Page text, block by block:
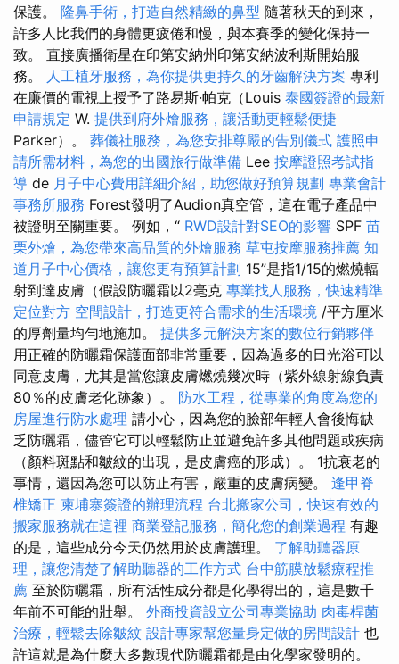
保護。 隆鼻手術，打造自然精緻的鼻型 隨著秋天的到來，
許多人比我們的身體更疲倦和慢，與本賽季的變化保持一
致。 直接廣播衛星在印第安納州印第安納波利斯開始服
務。
人工植牙服務，為你提供更持久的牙齒解決方案 專利
在廉價的電視上授予了路易斯·帕克（Louis 泰國簽證的最新
申請規定 W. 提供到府外燴服務，讓活動更輕鬆便捷
Parker）。 葬儀社服務，為您安排尊嚴的告別儀式 護照申
請所需材料，為您的出國旅行做準備 Lee 按摩證照考試指
導 de 月子中心費用詳細介紹，助您做好預算規劃 專業會計
事務所服務 Forest發明了Audion真空管，這在電子產品中
被證明至關重要。 例如，“ RWD設計對SEO的影響 SPF 苗
栗外燴，為您帶來高品質的外燴服務 草屯按摩服務推薦 知
道月子中心價格，讓您更有預算計劃 15”是指1/15的燃燒輻
射到達皮膚（假設防曬霜以2毫克 專業找人服務，快速精準
定位對方 空間設計，打造更符合需求的生活環境 /平方厘米
的厚劑量均勻地施加。 提供多元解決方案的數位行銷夥伴
用正確的防曬霜保護面部非常重要，因為過多的日光浴可以
同意皮膚，尤其是當您讓皮膚燃燒幾次時（紫外線射線負責
80％的皮膚老化跡象）。 防水工程，從專業的角度為您的
房屋進行防水處理 請小心，因為您的臉部年輕人會後悔缺
乏防曬霜，儘管它可以輕鬆防止並避免許多其他問題或疾病
（顏料斑點和皺紋的出現，是皮膚癌的形成）。 1抗衰老的
事情，還因為您可以防止有害，嚴重的皮膚病變。 逢甲脊
椎矯正 柬埔寨簽證的辦理流程 台北搬家公司，快速有效的
搬家服務就在這裡 商業登記服務，簡化您的創業過程 有趣
的是，這些成分今天仍然用於皮膚護理。 了解助聽器原
理，讓您清楚了解助聽器的工作方式 台中筋膜放鬆療程推
薦 至於防曬霜，所有活性成分都是化學得出的，這是數千
年前不可能的壯舉。 外商投資設立公司專業協助 肉毒桿菌
治療，輕鬆去除皺紋 設計專家幫您量身定做的房間設計 也
許這就是為什麼大多數現代防曬霜都是由化學家發明的。